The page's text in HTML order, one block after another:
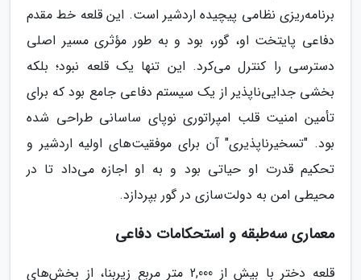
برنامه‌ریزی نظامی پیچیده اردشیر است. این قلعه خط مقدم
دفاعی پایتخت او، گور، بود و به طور مؤثری مسیر اصلی
دسترسی را کنترل می‌کرد. این تنها یک قلعه نبود؛ بلکه
بخشی جدایی‌ناپذیر از یک سیستم دفاعی جامع بود که برای
تأمین امنیت قلب امپراتوری نوپای ساسانی طراحی شده
بود. "تسخیرناپذیری" آن برای موفقیت‌های اولیه اردشیر و
تحکیم قدرت او حیاتی بود و به او اجازه می‌داد تا در
محیطی امن به دولت‌سازی در گور بپردازد.
معماری سه‌طبقه و استحکامات دفاعی
قلعه دختر با بیش از 2,000 متر مربع زیربنا، از بخش‌های